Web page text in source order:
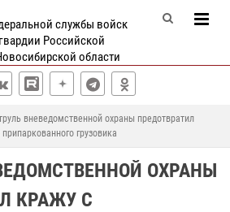
службы войск
Российской
области
вневедомственной охраны предотвратил
грузовика
ОХРАНЫ
КРАЖУ С